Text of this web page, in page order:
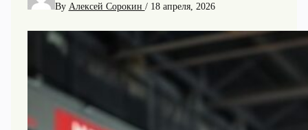
By Алексей Сорокин / 18 апреля, 2026